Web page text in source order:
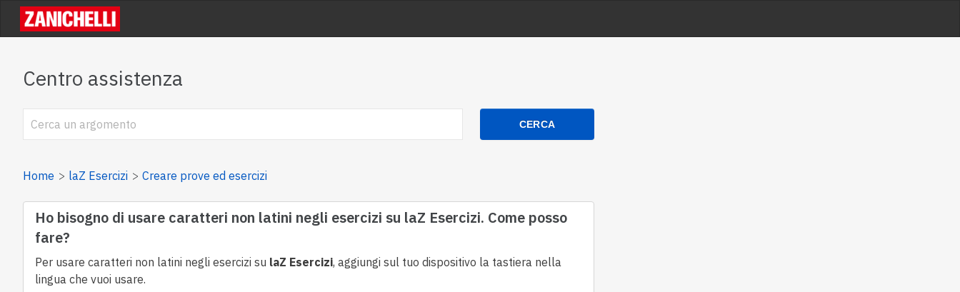
Centro assistenza
CERCA
Home laZ Esercizi Creare prove ed esercizi
Ho bisogno di usare caratteri non latini negli esercizi su laZ Esercizi. Come posso
fare?
Per usare caratteri non latini negli esercizi su laZ Esercizi, aggiungi sul tuo dispositivo la tastiera nella
lingua che vuoi usare.